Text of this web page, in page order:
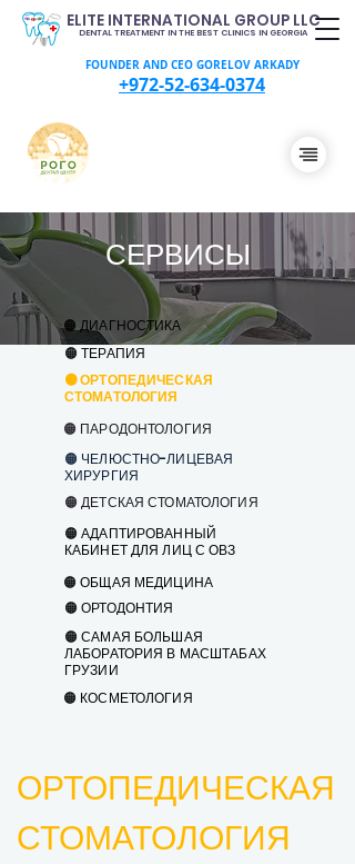
ELITE INTERNATIONAL GROUP LLC
DENTAL TREATMENT IN THE BEST CLINICS IN GEORGIA
+972-52-634-0374
FOUNDER AND CEO GORELOV ARKADY
СЕРВИСЫ
🟠 ДИАГНОСТИКА
🟠 ТЕРАПИЯ
🟠 ОРТОПЕДИЧЕСКАЯ
СТОМАТОЛОГИЯ
🟠 ПАРОДОНТОЛОГИЯ
🟠 ЧЕЛЮСТНО-ЛИЦЕВАЯ
ХИРУРГИЯ
🟠 ДЕТСКАЯ СТОМАТОЛОГИЯ
🟠 АДАПТИРОВАННЫЙ
КАБИНЕТ ДЛЯ ЛИЦ С ОВЗ
🟠 ОБЩАЯ МЕДИЦИНА
🟠 ОРТОДОНТИЯ
🟠 САМАЯ БОЛЬШАЯ
ЛАБОРАТОРИЯ В МАСШТАБАХ
ГРУЗИИ
🟠 КОСМЕТОЛОГИЯ
ОРТОПЕДИЧЕСКАЯ
СТОМАТОЛОГИЯ